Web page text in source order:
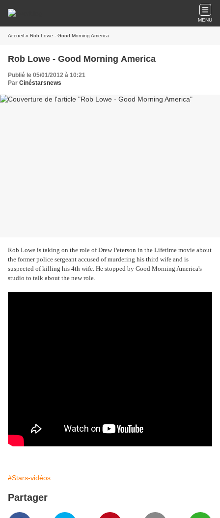
MENU
Accueil » Rob Lowe - Good Morning America
Rob Lowe - Good Morning America
Publié le 05/01/2012 à 10:21
Par Cinéstarsnews
Rob Lowe is taking on the role of Drew Peterson in the Lifetime movie about
the former police sergeant accused of murdering his third wife and is
suspected of killing his 4th wife. He stopped by Good Morning America's
studio to talk about the new role.
#Stars-vidéos
Partager